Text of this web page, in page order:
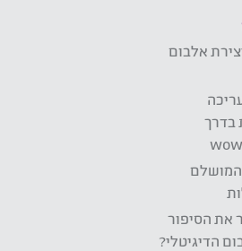
אלבום
בדרך
את הסיפור
הדיגיטלי?